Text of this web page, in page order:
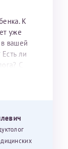
на сколько
К
уже
вашей
ли
С